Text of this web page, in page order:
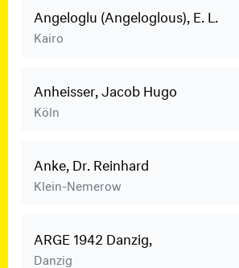
Angeloglu (Angeloglous), E. L.
Kairo
Anheisser, Jacob Hugo
Köln
Anke, Dr. Reinhard
Klein-Nemerow
ARGE 1942 Danzig,
Danzig